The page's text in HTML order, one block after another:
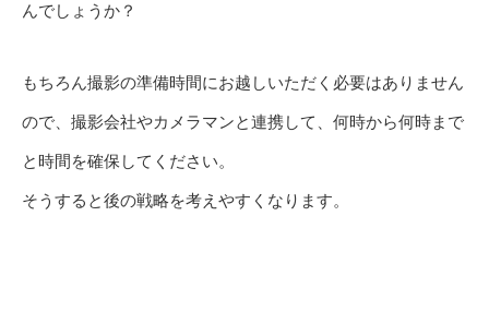
んでしょうか？
もちろん撮影の準備時間にお越しいただく必要はありません
ので、撮影会社やカメラマンと連携して、何時から何時まで
と時間を確保してください。
そうすると後の戦略を考えやすくなります。